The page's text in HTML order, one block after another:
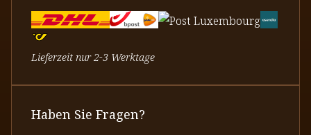
Lieferzeit nur 2-3 Werktage
Haben Sie Fragen?